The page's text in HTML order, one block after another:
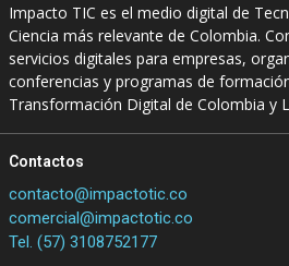
Impacto TIC es el medio digital de
Ciencia más relevante de Colombia.
servicios digitales para empresas,
conferencias y programas de
Transformación Digital de Colombia y
Contactos
contacto@impactotic.co
comercial@impactotic.co
Tel. (57) 3108752177